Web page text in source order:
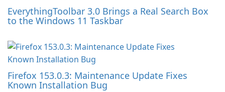
EverythingToolbar 3.0 Brings a Real Search Box
to the Windows 11 Taskbar
Firefox 153.0.3: Maintenance Update Fixes
Known Installation Bug